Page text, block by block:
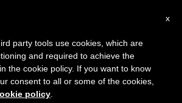
19th, 2006
×
al 7 de agosto haremos la pausa
que en el periodo de verano
informaciones y también el
x
party tools use cookies, which are
and required to achieve the
the cookie policy. If you want to know
consent to all or some of the cookies,
policy